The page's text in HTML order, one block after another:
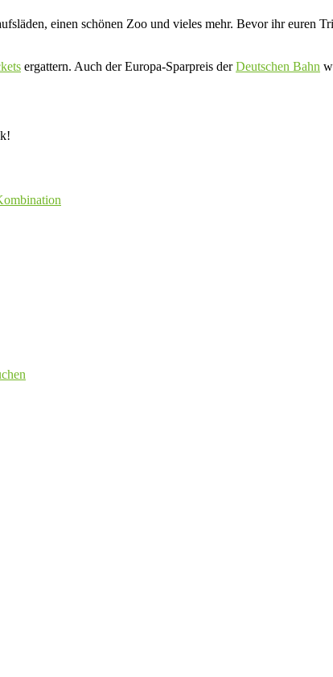
einen schönen Zoo und vieles mehr. Bevor ihr euren
ergattern. Auch der Europa-Sparpreis derDeutschen Bahn